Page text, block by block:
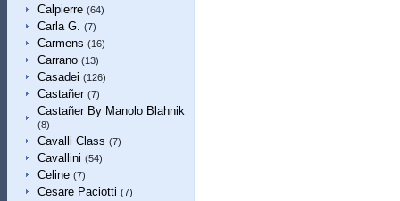
Calpierre (64)
Carla G. (7)
Carmens (16)
Carrano (13)
Casadei (126)
Castañer (7)
Castañer By Manolo Blahnik
(8)
Cavalli Class (7)
Cavallini (54)
Celine (7)
Cesare Paciotti (7)